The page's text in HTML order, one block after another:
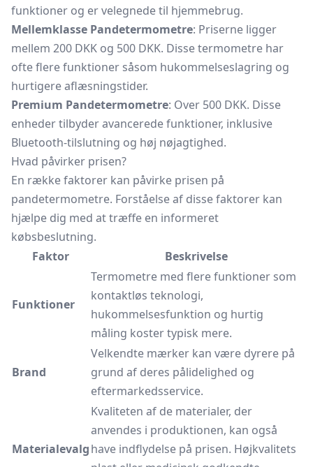
funktioner og er velegnede til hjemmebrug.
Mellemklasse Pandetermometre: Priserne ligger
mellem 200 DKK og 500 DKK. Disse termometre har
ofte flere funktioner såsom hukommelseslagring og
hurtigere aflæsningstider.
Premium Pandetermometre: Over 500 DKK. Disse
enheder tilbyder avancerede funktioner, inklusive
Bluetooth-tilslutning og høj nøjagtighed.
Hvad påvirker prisen?
En række faktorer kan påvirke prisen på
pandetermometre. Forståelse af disse faktorer kan
hjælpe dig med at træffe en informeret
købsbeslutning.
Faktor
Beskrivelse
Funktioner
Termometre med flere funktioner som
kontaktløs teknologi,
hukommelsesfunktion og hurtig
måling koster typisk mere.
Brand
Velkendte mærker kan være dyrere på
grund af deres pålidelighed og
eftermarkedsservice.
Materialevalg
Kvaliteten af de materialer, der
anvendes i produktionen, kan også
have indflydelse på prisen. Højkvalitets